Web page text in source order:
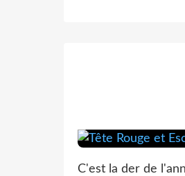
C'est la der de